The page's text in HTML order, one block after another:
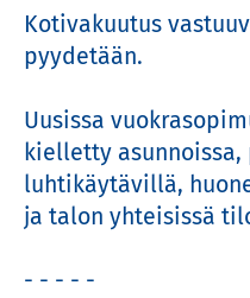
Kotivakuutus
pyydetään.
Uusissa
kielletty
luhtikäytävillä,
ja talon yhteisissä
- - - - -